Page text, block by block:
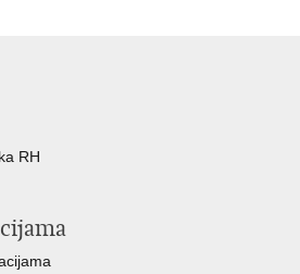
RH